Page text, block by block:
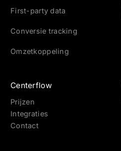
First-party data
Conversie tracking
Omzetkoppeling
Centerflow
Prijzen
Integraties
Contact